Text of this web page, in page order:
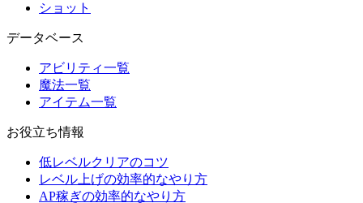
ショット
データベース
アビリティ一覧
魔法一覧
アイテム一覧
お役立ち情報
低レベルクリアのコツ
レベル上げの効率的なやり方
AP稼ぎの効率的なやり方